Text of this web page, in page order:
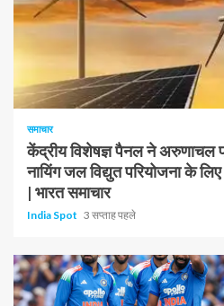
1 न्यूनतम पढ़ा
समाचार
केंद्रीय विशेषज्ञ पैनल ने अरुणाचल
नायिंग जल विद्युत परियोजना के
| भारत समाचार
India Spot 3 सप्ताह पहले